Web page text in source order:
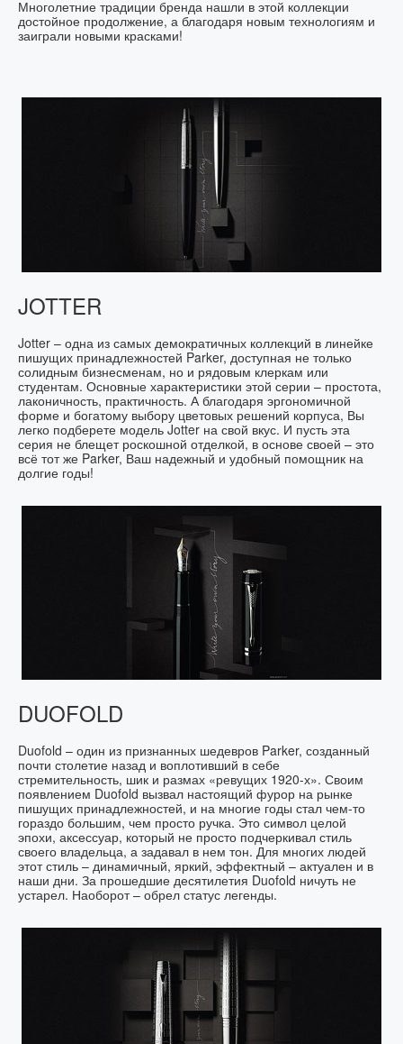
Многолетние традиции бренда нашли в этой коллекции
достойное продолжение, а благодаря новым технологиям и
заиграли новыми красками!
JOTTER
Jotter – одна из самых демократичных коллекций в линейке
пишущих принадлежностей Parker, доступная не только
солидным бизнесменам, но и рядовым клеркам или
студентам. Основные характеристики этой серии – простота,
лаконичность, практичность. А благодаря эргономичной
форме и богатому выбору цветовых решений корпуса, Вы
легко подберете модель Jotter на свой вкус. И пусть эта
серия не блещет роскошной отделкой, в основе своей – это
всё тот же Parker, Ваш надежный и удобный помощник на
долгие годы!
DUOFOLD
Duofold – один из признанных шедевров Parker, созданный
почти столетие назад и воплотивший в себе
стремительность, шик и размах «ревущих 1920-х». Своим
появлением Duofold вызвал настоящий фурор на рынке
пишущих принадлежностей, и на многие годы стал чем-то
гораздо большим, чем просто ручка. Это символ целой
эпохи, аксессуар, который не просто подчеркивал стиль
своего владельца, а задавал в нем тон. Для многих людей
этот стиль – динамичный, яркий, эффектный – актуален и в
наши дни. За прошедшие десятилетия Duofold ничуть не
устарел. Наоборот – обрел статус легенды.